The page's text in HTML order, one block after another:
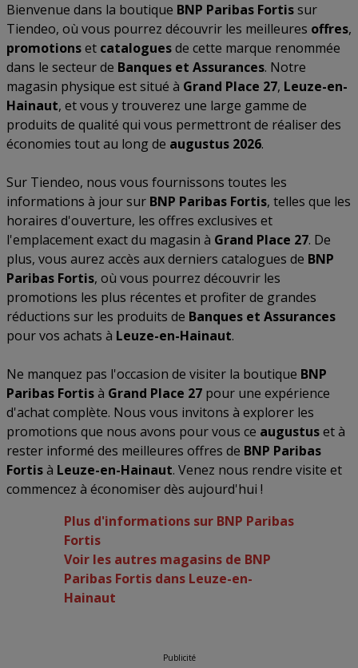
Bienvenue dans la boutique BNP Paribas Fortissur
Tiendeo, où vous pourrez découvrir les meilleures offres,
promotionset cataloguesde cette marque renommée
dans le secteur de Banques et Assurances. Notre
magasin physique est situé à Grand Place 27, Leuze-en-
Hainaut, et vous y trouverez une large gamme de
produits de qualité qui vous permettront de réaliser des
économies tout au long de augustus 2026.
Sur Tiendeo, nous vous fournissons toutes les
informations à jour sur BNP Paribas Fortis, telles que les
horaires d'ouverture, les offres exclusives et
l'emplacement exact du magasin à Grand Place 27. De
plus, vous aurez accès aux derniers catalogues de BNP
Paribas Fortis, où vous pourrez découvrir les
promotions les plus récentes et profiter de grandes
réductions sur les produits de Banques et Assurances
pour vos achats à Leuze-en-Hainaut.
Ne manquez pas l'occasion de visiter la boutique BNP
Paribas Fortisà Grand Place 27 pour une expérience
d'achat complète. Nous vous invitons à explorer les
promotions que nous avons pour vous ce augustuset à
rester informé des meilleures offres de BNP Paribas
Fortisà Leuze-en-Hainaut. Venez nous rendre visite et
commencez à économiser dès aujourd'hui !
Plus d'informations sur BNP Paribas
Fortis
Voir les autres magasins de BNP
Paribas Fortis dans Leuze-en-
Hainaut
Publicité